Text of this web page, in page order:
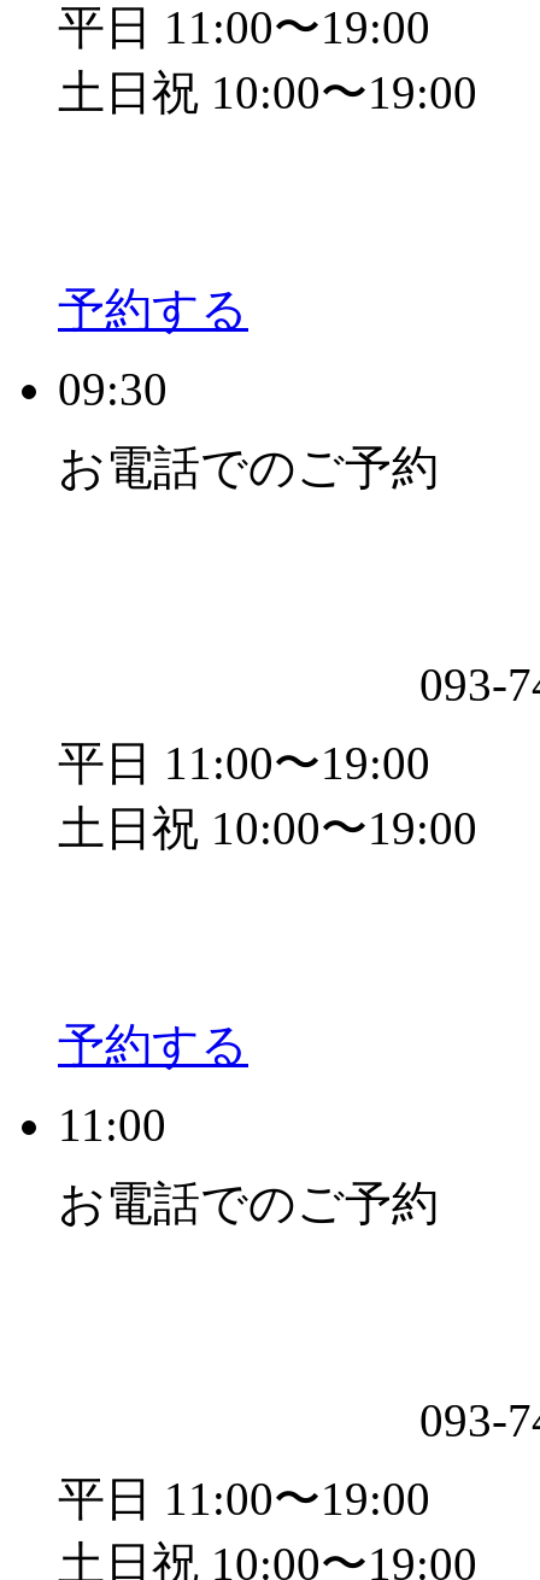
平日 11:00〜19:00
土日祝 10:00〜19:00
予約する
09:30
お電話でのご予約
093-
平日 11:00〜19:00
土日祝 10:00〜19:00
予約する
11:00
お電話でのご予約
093-
平日 11:00〜19:00
土日祝 10:00〜19:00